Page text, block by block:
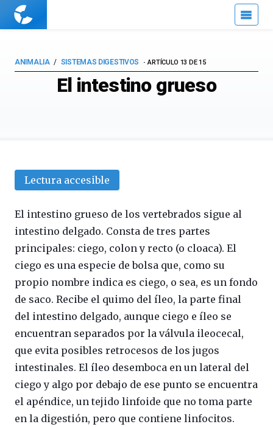
Cuaderno
El intestino grueso
ANIMALIA SISTEMAS DIGESTIVOS ARTÍCULO 13 DE 15
Lectura accesible
El intestino grueso de los vertebrados sigue al
intestino delgado. Consta de tres partes
principales: ciego, colon y recto (o cloaca). El
ciego es una especie de bolsa que, como su
propio nombre indica es ciego, o sea, es un fondo
de saco. Recibe el quimo del íleo, la parte final
del intestino delgado, aunque ciego e íleo se
encuentran separados por la válvula ileocecal,
que evita posibles retrocesos de los jugos
intestinales. El íleo desemboca en un lateral del
ciego y algo por debajo de ese punto se encuentra
el apéndice, un tejido linfoide que no toma parte
en la digestión, pero que contiene linfocitos.